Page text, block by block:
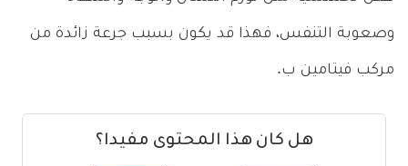
وصعوبة التنفس، فهذا قد يكون بسبب جرعة زائدة من
مركب فيتامين ب.
هل كان هذا المحتوى مفيدا؟